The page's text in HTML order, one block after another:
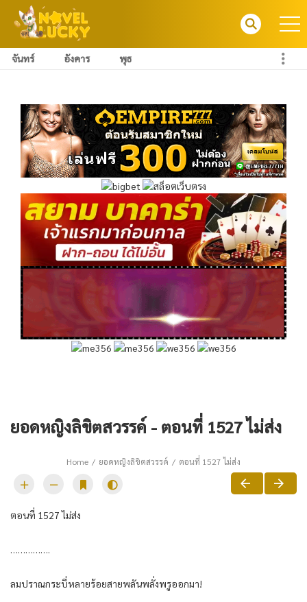
จันทร์ อังคาร พุธ
ยอดหญิงลิขิตสวรรค์ - ตอนที่ 1527 ไม่ส่ง
Home ยอดหญิงลิขิตสวรรค์ ตอนที่ 1527 ไม่ส่ง
ตอนที่ 1527 ไม่ส่ง
…………….
ลมปราณกระบี่หลายร้อยสายพลันพลั่งพรูออกมา!